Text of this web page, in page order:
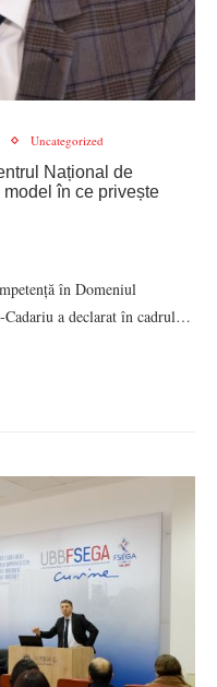
Uncategorized
Național de
în ce privește
în Domeniul
a declarat în cadrul…